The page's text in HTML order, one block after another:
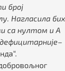
број
Нагласила бих
са нултом и А
–